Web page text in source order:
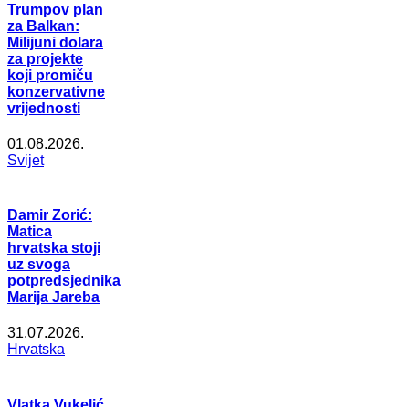
Trumpov plan
za Balkan:
Milijuni dolara
za projekte
koji promiču
konzervativne
vrijednosti
01.08.2026.
Svijet
Damir Zorić:
Matica
hrvatska stoji
uz svoga
potpredsjednika
Marija Jareba
31.07.2026.
Hrvatska